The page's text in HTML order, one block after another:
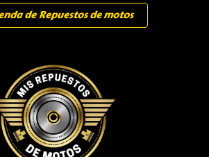
de Repuestos de motos